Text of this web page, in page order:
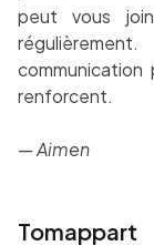
peut vous
renforcent.
— Aimen